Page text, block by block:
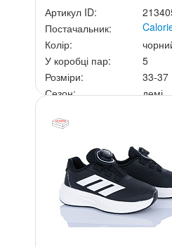
Артикул ID:
Постачальник:
Колір:
У коробці пар:
5
Розміри:
33-37
Сезон:
демі